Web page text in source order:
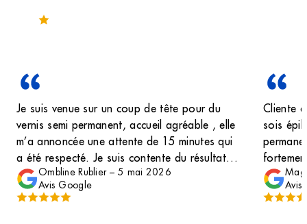
Je suis venue sur un coup de tête pour du
vernis semi permanent, accueil agréable , elle
m’a annoncée une attente de 15 minutes qui
a été respecté. Je suis contente du résultat ,
échange plutôt agréable Cela faisait 5 ans
que j’avais pas remis les pieds dans un body
minute je suis plutôt satisfaite je me refait une
Ombline Rublier –5 mai 2026
Avis Google
Cliente
sois
(surtout
Avis